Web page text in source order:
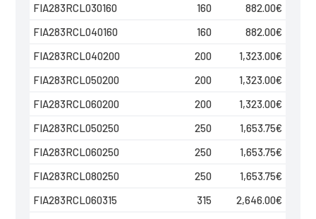
FIA283RCL030160
160 882.00€
FIA283RCL040160
160 882.00€
FIA283RCL040200
200 1,323.00€
FIA283RCL050200
200 1,323.00€
FIA283RCL060200
200 1,323.00€
FIA283RCL050250
250 1,653.75€
FIA283RCL060250
250 1,653.75€
FIA283RCL080250
250 1,653.75€
FIA283RCL060315
315 2,646.00€